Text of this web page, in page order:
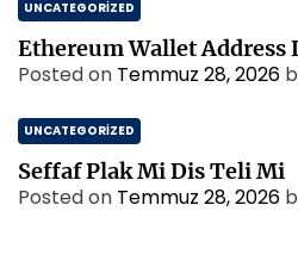
UNCATEGORIZED
Ethereum Wallet Address
Posted on Temmuz 28, 2026
UNCATEGORIZED
Seffaf Plak Mi Dis Teli Mi
Posted on Temmuz 28, 2026